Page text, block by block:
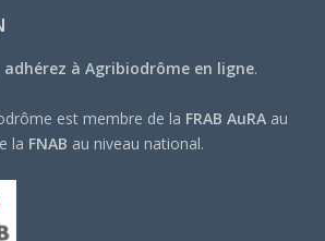
adhérez à Agribiodrôme en ligne.
est membre de la FRAB AuRA au
la FNAB au niveau national.